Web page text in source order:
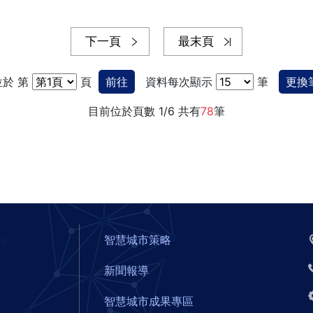
下一頁 最末頁
第 頁 前往 資料每次顯示 筆 更換
目前位於頁數 1/6 共有78筆
智慧城市策略
新聞報導
智慧城市成果專區